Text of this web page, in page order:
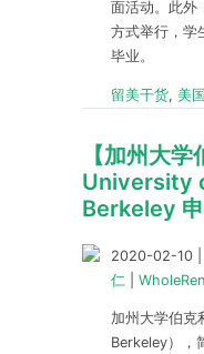
面活动。此外
方式举行，学
毕业。
留美干货, 美
【加州大学
University
Berkeley
2020-02-10
仁
加州大学伯
Berkeley），